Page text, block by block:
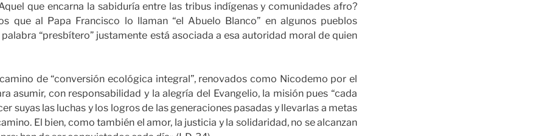
que encarna la sabiduría entre las tribus indígenas y comunidades afro?
que al Papa Francisco lo llaman “el Abuelo Blanco” en algunos pueblos
“presbítero” justamente está asociada a esa autoridad moral de quien
de “conversión ecológica integral”, renovados como Nicodemo por el
asumir, con responsabilidad y la alegría del Evangelio, la misión pues “cada
suyas las luchas y los logros de las generaciones pasadas y llevarlas a metas
El bien, como también el amor, la justicia y la solidaridad, no se alcanzan